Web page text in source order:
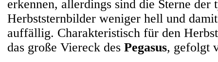
erkennen, allerdings sind die Sterne der
Herbststernbilder weniger hell und
auffällig. Charakteristisch für den
das große Viereck des Pegasus, gefolgt